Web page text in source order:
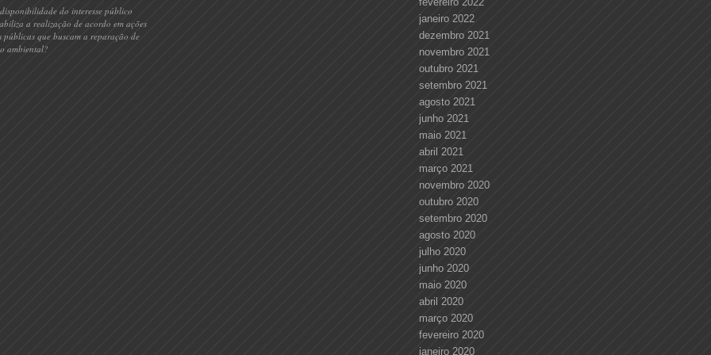
do interesse público
a realização de acordo em ações
públicas que buscam a reparação de
ambiental?
janeiro 2022
dezembro 2021
novembro 2021
outubro 2021
setembro 2021
agosto 2021
junho 2021
maio 2021
abril 2021
março 2021
novembro 2020
outubro 2020
setembro 2020
agosto 2020
julho 2020
junho 2020
maio 2020
abril 2020
março 2020
fevereiro 2020
janeiro 2020